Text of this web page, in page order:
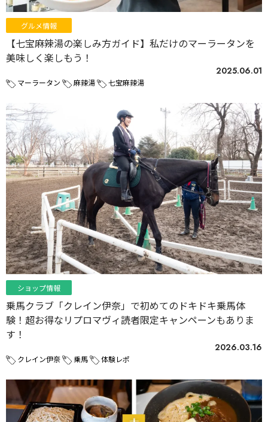
グルメ情報
【七宝麻辣湯の楽しみ方ガイド】私だけのマーラータンを
美味しく楽しもう！
2025.06.01
マーラータン 麻辣湯 七宝麻辣湯
ショップ情報
乗馬クラブ「クレイン伊奈」で初めてのドキドキ乗馬体
験！超お得なリプロマヴィ読者限定キャンペーンもありま
す！
2026.03.16
クレイン伊奈 乗馬 体験レポ